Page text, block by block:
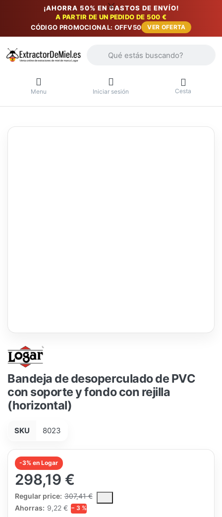
¡AHORRA 50% EN GASTOS DE ENVÍO!
A PARTIR DE UN PEDIDO DE 500 €
CÓDIGO PROMOCIONAL: OFFV50
VER OFERTA
Menu Iniciar sesión Cesta
Bandeja de desoperculado de PVC
con soporte y fondo con rejilla
(horizontal)
SKU 8023
-3% en Logar
298,19 €
Regular price: 307,41 €
The Regular Price is the median selling price paid by
Ahorras: 9,22 € − 3 %